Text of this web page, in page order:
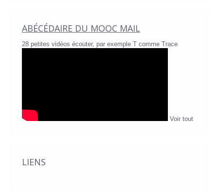
ABÉCÉDAIRE DU MOOC MAIL
28 petites vidéos écouter, par exemple T comme Trace
Voir tout
LIENS